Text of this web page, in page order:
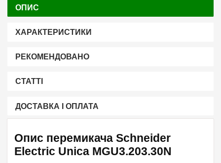
ОПИС
ХАРАКТЕРИСТИКИ
РЕКОМЕНДОВАНО
СТАТТІ
ДОСТАВКА І ОПЛАТА
Опис перемикача Schneider
Electric Unica MGU3.203.30N